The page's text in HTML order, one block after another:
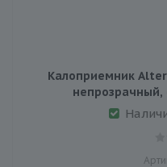
Калоприемник
непрозрачный,